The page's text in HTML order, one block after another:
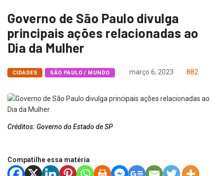
Governo de São Paulo divulga
principais ações relacionadas ao
Dia da Mulher
CIDADES SÃO PAULO / MUNDO março 6, 2023 882
Créditos: Governo do Estado de SP
Compatilhe essa matéria